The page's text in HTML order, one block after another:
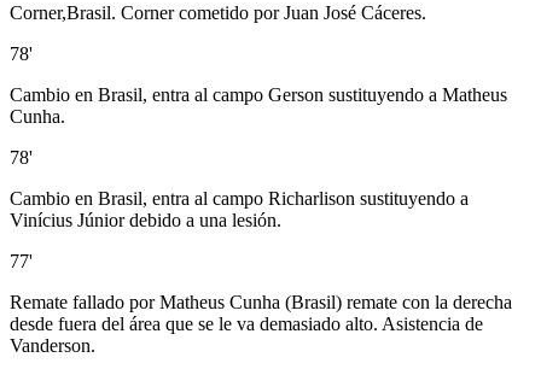
Corner,Brasil. Corner cometido por Juan José Cáceres.
78'
Cambio en Brasil, entra al campo Gerson sustituyendo a Matheus
Cunha.
78'
Cambio en Brasil, entra al campo Richarlison sustituyendo a
Vinícius Júnior debido a una lesión.
77'
Remate fallado por Matheus Cunha (Brasil) remate con la derecha
desde fuera del área que se le va demasiado alto. Asistencia de
Vanderson.